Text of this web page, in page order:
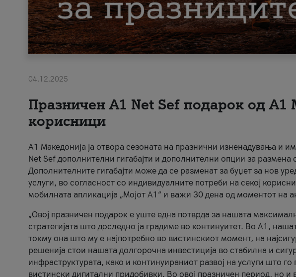
04.12.2025
Празничен A1 Net Sеf подарок од А1
корисници
А1 Македонија ја отвора сезоната на празнични изненадувања и
Net Sef дополнителни гигабајти и дополнителни опции за
Дополнителните гигабајти може да се разменат за буџет за нов
услуги, во согласност со индивидуалните потреби на секој
мобилната апликација „Мојот А1“ и важи 30 дена од моментот на
„Овој празничен подарок е уште една потврда за нашата
стратегијата што доследно ја градиме во континуитет. Во А1,
токму она што му е најпотребно во вистинскиот момент, на
решенија стои нашата долгорочна инвестиција во стабилна и
инфраструктурата, како и континуираниот развој на услуги што го
вистински дигитални придобивки. Во овој празничен период, но и